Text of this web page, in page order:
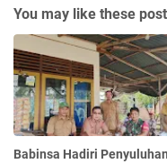
You may like these
Babinsa Hadiri Penyuluhan